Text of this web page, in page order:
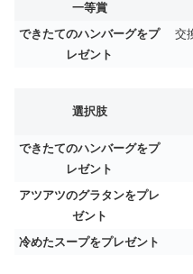
一等賞
できたてのハンバーグをプ
レゼント
交
選択肢
できたてのハンバーグをプ
レゼント
アツアツのグラタンをプレ
ゼント
冷めたスープをプレゼント